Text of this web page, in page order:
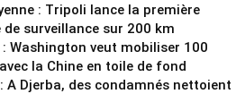
: Tripoli lance la première
de surveillance sur 200 km
Washington veut mobiliser 100
la Chine en toile de fond
A Djerba, des condamnés nettoient